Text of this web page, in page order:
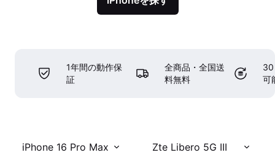
1年間の動作保
証
全商品・全国送
料無料
30
可
iPhone 16 Pro Max Zte Libero 5G III